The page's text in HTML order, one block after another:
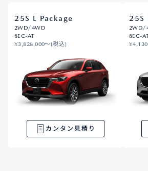
25S L Package
2WD/4WD
8EC-AT
¥3,828,000〜(税込)
カンタン見積り
25S
2WD/
8EC-